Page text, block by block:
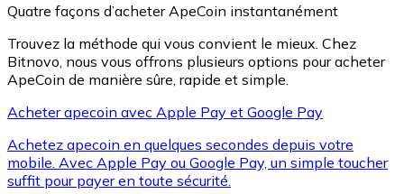
XRP
XRP
Quatre façons d’acheter ApeCoin instantanément
Trouvez la méthode qui vous convient le mieux. Chez
Bitnovo, nous vous offrons plusieurs options pour acheter
ApeCoin de manière sûre, rapide et simple.
Acheter apecoin avec Apple Pay et Google Pay
Achetez apecoin en quelques secondes depuis votre
mobile. Avec Apple Pay ou Google Pay, un simple toucher
suffit pour payer en toute sécurité.